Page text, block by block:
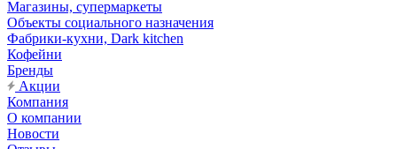
Магазины, супермаркеты
Объекты социального назначения
Фабрики-кухни, Dark kitchen
Кофейни
Бренды
Акции
Компания
О компании
Новости